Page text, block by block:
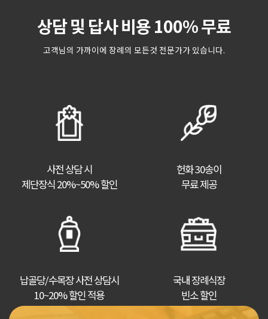
상담 및 답사 비용 100% 무료
고객님의 가까이에 장례의 모든것 전문가가 있습니다.
사전 상담 시
제단장식 20%~50% 할인
헌화 30송이
무료 제공
납골당/수목장 사전 상담시
10~20% 할인 적용
국내 장례식장
빈소 할인